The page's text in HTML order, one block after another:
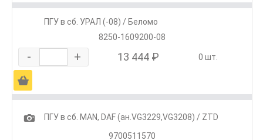
ПГУ в сб. УРАЛ (-08) / Беломо
8250-1609200-08
- + 13 444 ₽ 0 шт.
Ä
1
ПГУ в сб. MAN, DAF (ан.VG3229,VG3208) / ZTD
9700511570